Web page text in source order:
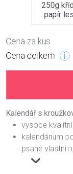
250g
papír
Cena za kus
Cena celkem
Kalendář s
vysoce
kalendárium
psané vlastní